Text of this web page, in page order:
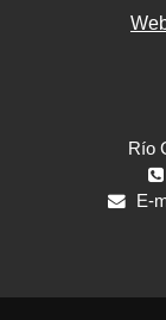
Río
E-